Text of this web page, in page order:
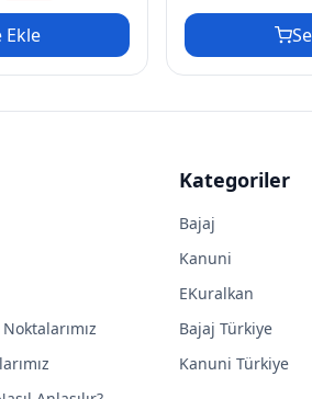
Ekle
Kategoriler
Bajaj
Kanuni
EKuralkan
Bajaj Türkiye
Kanuni Türkiye